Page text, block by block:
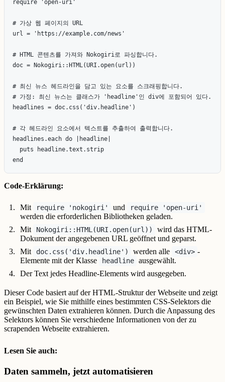
require 'open-uri'
# 가상 웹 페이지의 URL
url = 'https://example.com/news'
# HTML 콘텐츠를 가져와 Nokogiri로 파싱합니다.
doc = Nokogiri::HTML(URI.open(url))
# 최신 뉴스 헤드라인을 담고 있는 요소를 스크래핑합니다.
# 가정: 최신 뉴스는 클래스가 'headline'인 div에 포함되어 있다.
headlines = doc.css('div.headline')
# 각 헤드라인 요소에서 텍스트를 추출하여 출력합니다.
headlines.each do |headline|
  puts headline.text.strip
Code-Erklärung:
Mit require 'nokogiri' und require 'open-uri'
werden die erforderlichen Bibliotheken geladen.
Mit
Nokogiri::HTML(URI.open(url))
wird das HTML-
Dokument der angegebenen URL geöffnet und geparst.
Mit
doc.css('div.headline') werden alle <div> -
Elemente mit der Klasse
headline ausgewählt.
Der Text jedes Headline-Elements wird ausgegeben.
Dieser Code basiert auf der HTML-Struktur der Webseite und zeigt
ein Beispiel, wie Sie mithilfe eines bestimmten CSS-Selektors die
gewünschten Daten extrahieren können. Durch die Anpassung des
Selektors können Sie verschiedene Informationen von der zu
scrapenden Webseite extrahieren.
Lesen Sie auch:
Daten sammeln, jetzt automatisieren